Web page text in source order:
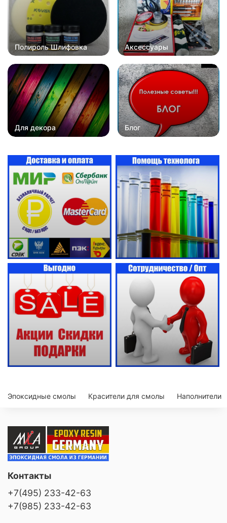
Полироль Шлифовка Аксессуары
Для декора Блог
Эпоксидные смолы Красители для смолы Наполнители
Контакты
+7(495) 233-42-63
+7(985) 233-42-63